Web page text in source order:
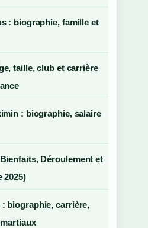
: biographie, famille et
taille, club et carrière
: biographie, salaire
Déroulement et
2025)
biographie, carrière,